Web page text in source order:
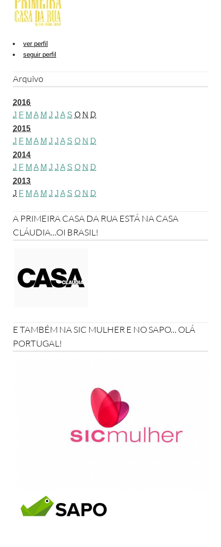
ver perfil
seguir perfil
Arquivo
2016
J F M A M J J A S O N D
2015
J F M A M J J A S O N D
2014
J F M A M J J A S O N D
2013
J F M A M J J A S O N D
A PRIMEIRA CASA DA RUA ESTÁ NA CASA
CLÁUDIA...OI BRASIL!
E TAMBÉM NA SIC MULHER E NO SAPO... OLÁ
PORTUGAL!